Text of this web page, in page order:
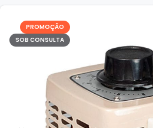
PROMOÇÃO
SOB CONSULTA